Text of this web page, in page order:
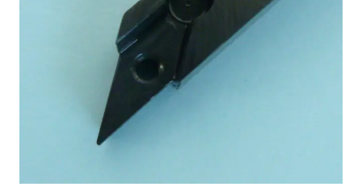
0274-62-1744
（平日：9:00 ~ 17:00)